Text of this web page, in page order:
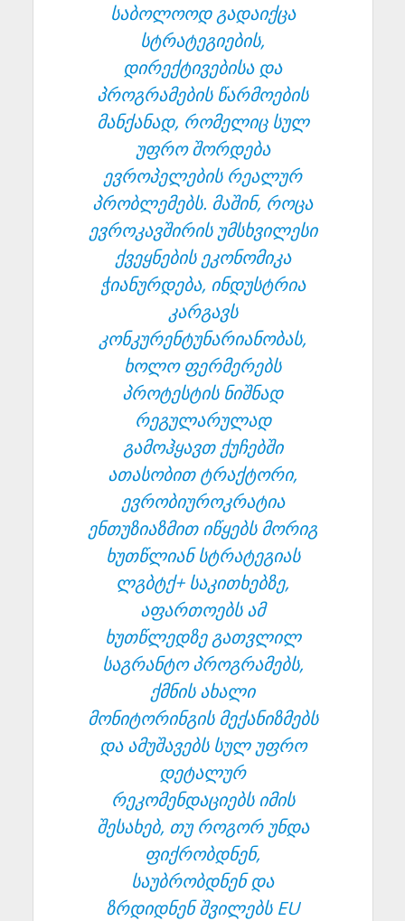
საბოლოოდ გადაიქცა
სტრატეგიების,
დირექტივებისა და
პროგრამების წარმოების
მანქანად, რომელიც სულ
უფრო შორდება
ევროპელების რეალურ
პრობლემებს. მაშინ, როცა
ევროკავშირის უმსხვილესი
ქვეყნების ეკონომიკა
ჭიანურდება, ინდუსტრია
კარგავს
კონკურენტუნარიანობას,
ხოლო ფერმერებს
პროტესტის ნიშნად
რეგულარულად
გამოჰყავთ ქუჩებში
ათასობით ტრაქტორი,
ევრობიუროკრატია
ენთუზიაზმით იწყებს მორიგ
ხუთწლიან სტრატეგიას
ლგბტქ+ საკითხებზე,
აფართოებს ამ
ხუთწლედზე გათვლილ
საგრანტო პროგრამებს,
ქმნის ახალი
მონიტორინგის მექანიზმებს
და ამუშავებს სულ უფრო
დეტალურ
რეკომენდაციებს იმის
შესახებ, თუ როგორ უნდა
ფიქრობდნენ,
საუბრობდნენ და
ზრდიდნენ შვილებს EU